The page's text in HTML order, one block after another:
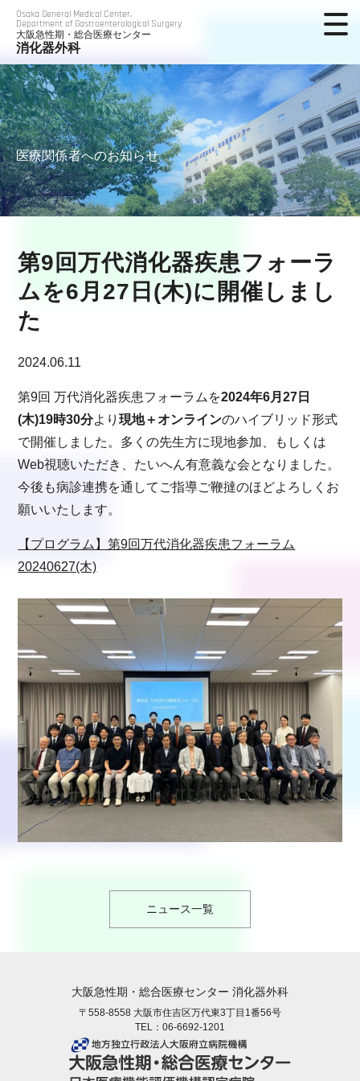
Osaka General Medical Center,
Department of Gastroenterological Surgery
大阪急性期・総合医療センター
消化器外科
医療関係者へのお知らせ
第9回万代消化器疾患フォーラ
ムを6月27日(木)に開催しまし
た
2024.06.11
第9回 万代消化器疾患フォーラムを2024年6月27日
(木)19時30分より現地＋オンラインのハイブリッド形式
で開催しました。多くの先生方に現地参加、もしくは
Web視聴いただき、たいへん有意義な会となりました。
今後も病診連携を通してご指導ご鞭撻のほどよろしくお
願いいたします。
【プログラム】第9回万代消化器疾患フォーラム
20240627(木)
ニュース一覧
大阪急性期・総合医療センター 消化器外科
〒558-8558 大阪市住吉区万代東3丁目1番56号
TEL： 06-6692-1201